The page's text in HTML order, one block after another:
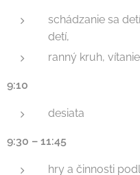
schádzanie sa
detí,
ranný kruh,
9:10
desiata
9:30 – 11:45
hry a činnosti